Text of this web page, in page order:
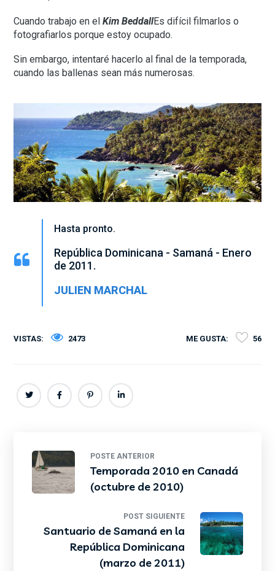
Cuando trabajo en elKim BeddallEs difícil filmarlos o
fotografiarlos porque estoy ocupado.
Sin embargo, intentaré hacerlo al final de la temporada,
cuando las ballenas sean más numerosas.
Hasta pronto.
República Dominicana - Samaná - Enero
de 2011.
JULIEN MARCHAL
VISTAS: 2473 ME GUSTA: 56
POSTE ANTERIOR
Temporada 2010 en Canadá
(octubre de 2010)
POST SIGUIENTE
Santuario de Samaná en la
República Dominicana
(marzo de 2011)